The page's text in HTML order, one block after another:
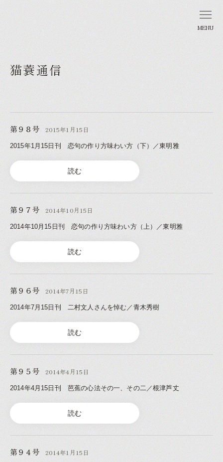
MENU
猫蓑通信
第９８号 2015年1月15日
2015年1月15日刊 恋句の作り方味わい方（下）／東明雅
読む
第９７号 2014年10月15日
2014年10月15日刊 恋句の作り方味わい方（上）／東明雅
読む
第９６号 2014年7月15日
2014年7月15日刊 二村文人さんを悼む／青木秀樹
読む
第９５号 2014年4月15日
2014年4月15日刊 芭蕉の心法その一、その二／根津芦丈
読む
第９４号 2014年1月15日